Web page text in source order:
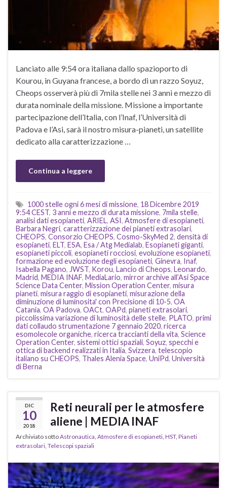
Lanciato alle 9:54 ora italiana dallo spazioporto di
Kourou, in Guyana francese, a bordo di un razzo Soyuz,
Cheops osserverà più di 7mila stelle nei 3 anni e mezzo di
durata nominale della missione. Missione a importante
partecipazione dell’Italia, con l’Inaf, l’Università di
Padova e l’Asi, sarà il nostro misura-pianeti, un satellite
dedicato alla caratterizzazione …
Continua a leggere
1000 stelle ogni 6 mesi di missione, 18 Dicembre 2019
9:54 CEST, 3 anni e mezzo di durata missione, 7mila stelle,
analisi dati esopianeti, ARIEL, ASI, Atmosfere di esopianeti,
Barbara Negri, caratterizzazione dei pianeti extrasolari,
CHEOPS, Consorzio CHEOPS, Cosmo-SkyMed 2, densità di
esopianeti, ELT, ESA, Esa / Atg Medialab, Esopianeti giganti,
esopianeti piccoli, esopianeti rocciosi, evoluzione esopianeti,
formazione ed evoluzione degli esopianeti, Ginevra, Inaf,
Isabella Pagano, JWST, Korou, Lancio di Cheops, Leonardo,
Madrid, MEDIA INAF, MediaLario, mirror archive all’Asi Space
Science Data Center, Mission Operation Center, misura
pianeti, misura raggio di esopianeti, misurazione della
diminuzione di luminosita' con Precisione di 10-5, OA
Catania, OA Padova, OACt, OAPd, pianeti extrasolari,
piccolissima variazione di luminosità delle stelle, PLATO, primi
dati collaudo strumentazione 7 gennaio 2020, ricerca
esomolecole organiche, ricerca traccianti della vita, Science
Operation Center, sistemi ottici spaziali, Soyuz, specchi e
ottica di backend realizzati in Italia, Svizzera, telescopio
italiano su CHEOPS, Thales Alenia Space, UniPd, Università
di Berna
DIC
10
2018
Reti neurali per le atmosfere
aliene | MEDIA INAF
Archiviato sottoAstronautica, Atmosfere di esopianeti, HST, Pianeti
extrasolari, Telescopi spaziali